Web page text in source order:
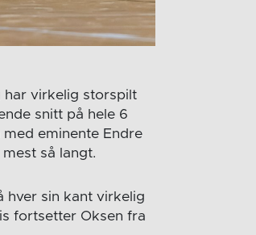
har virkelig storspilt
snitt på hele 6
eminente Endre
så langt.
hver sin kant virkelig
fortsetter Oksen fra